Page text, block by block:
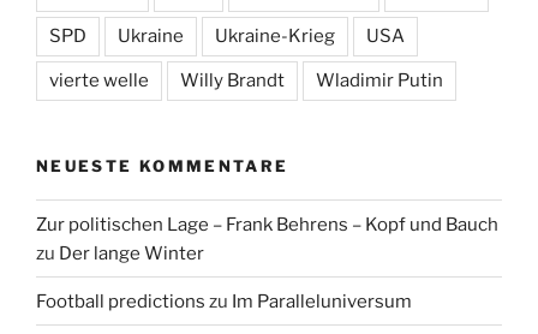
SPD Ukraine Ukraine-Krieg USA
vierte welle Willy Brandt Wladimir Putin
NEUESTE KOMMENTARE
Zur politischen Lage – Frank Behrens – Kopf und Bauch
zu Der lange Winter
Football predictions zu Im Paralleluniversum